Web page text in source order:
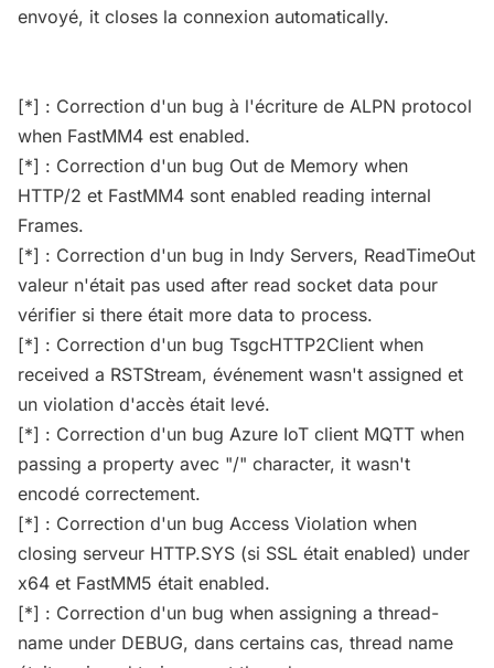
envoyé, it closes la connexion automatically.
[*] : Correction d'un bug à l'écriture de ALPN protocol
when FastMM4 est enabled.
[*] : Correction d'un bug Out de Memory when
HTTP/2 et FastMM4 sont enabled reading internal
Frames.
[*] : Correction d'un bug in Indy Servers, ReadTimeOut
valeur n'était pas used after read socket data pour
vérifier si there était more data to process.
[*] : Correction d'un bug TsgcHTTP2Client when
received a RSTStream, événement wasn't assigned et
un violation d'accès était levé.
[*] : Correction d'un bug Azure IoT client MQTT when
passing a property avec "/" character, it wasn't
encodé correctement.
[*] : Correction d'un bug Access Violation when
closing serveur HTTP.SYS (si SSL était enabled) under
x64 et FastMM5 était enabled.
[*] : Correction d'un bug when assigning a thread-
name under DEBUG, dans certains cas, thread name